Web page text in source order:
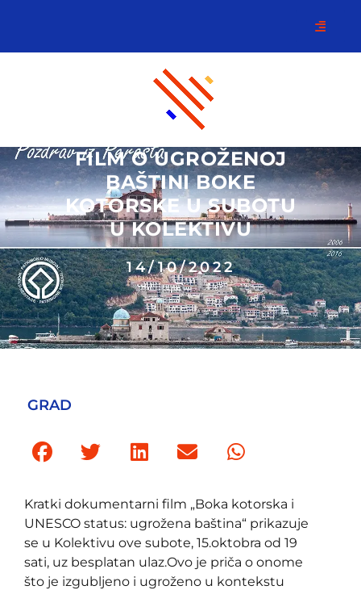
FILM O UGROŽENOJ
BAŠTINI BOKE
KOTORSKE U SUBOTU
U KOLEKTIVU
14/10/2022
GRAD
Kratki dokumentarni film „Boka kotorska i
UNESCO status: ugrožena baština“ prikazuje
se u Kolektivu ove subote, 15.oktobra od 19
sati, uz besplatan ulaz.Ovo je priča o onome
što je izgubljeno i ugroženo u kontekstu